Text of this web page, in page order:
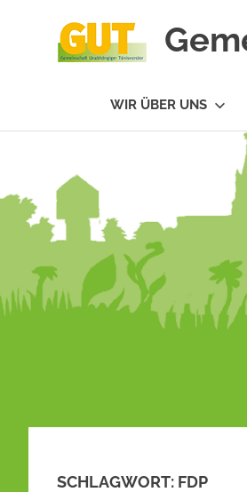
WIR ÜBER UNS
SCHLAGWORT: FDP